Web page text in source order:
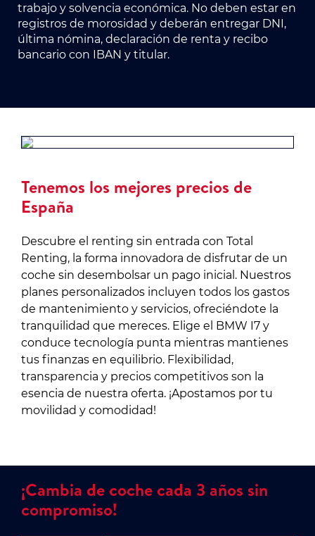
trabajo y solvencia económica. No deben estar en
registros de morosidad y deberán entregar DNI,
última nómina, declaración de renta y recibo
bancario con IBAN y titular.
Tenemos los mejores precios de
España
Descubre el renting sin entrada con Total
Renting, la forma innovadora de disfrutar de un
coche sin desembolsar un pago inicial. Nuestros
planes personalizados incluyen todos los gastos
de mantenimiento y servicios, ofreciéndote la
tranquilidad que mereces. Elige el BMW I7 y
conduce tecnología punta mientras mantienes
tus finanzas en equilibrio. Flexibilidad,
transparencia y precios competitivos son la
esencia de nuestra oferta. ¡Apostamos por tu
movilidad y comodidad!
¡Cambia de coche cada 3 años sin
compromiso!